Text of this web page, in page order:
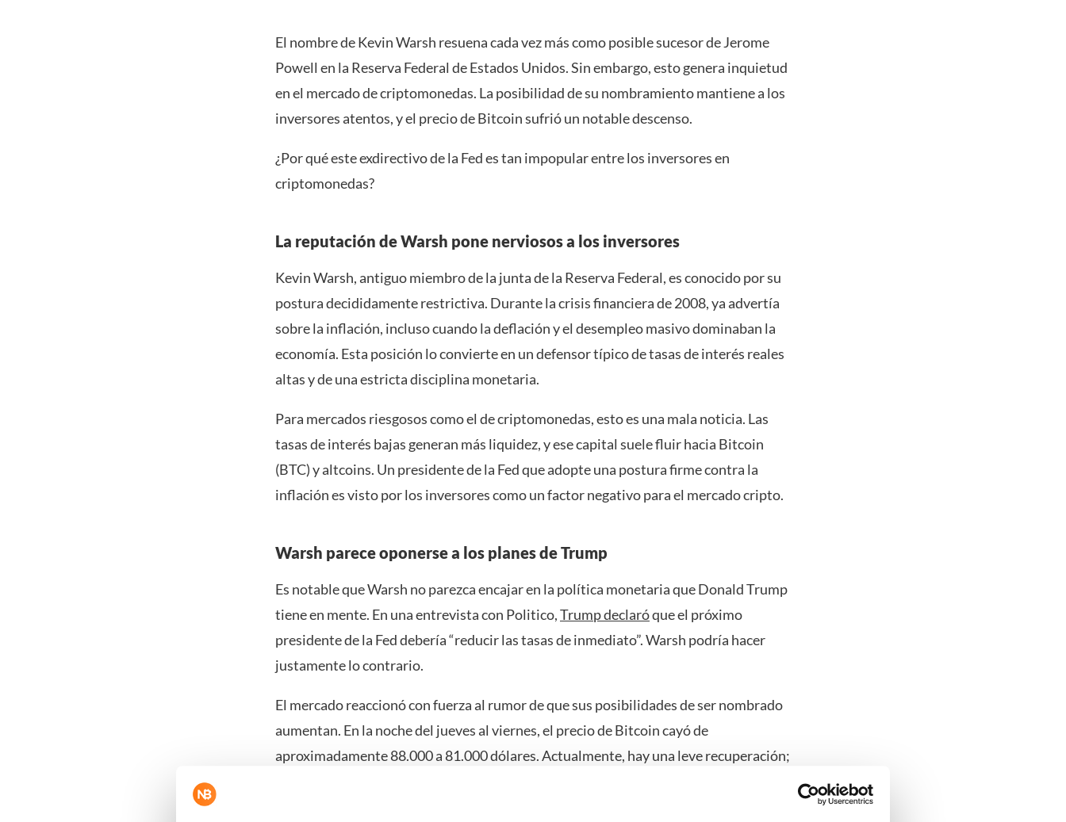
El nombre de Kevin Warsh resuena cada vez más como posible sucesor de Jerome
Powell en la Reserva Federal de Estados Unidos. Sin embargo, esto genera inquietud
en el mercado de criptomonedas. La posibilidad de su nombramiento mantiene a los
inversores atentos, y el precio de Bitcoin sufrió un notable descenso.
¿Por qué este exdirectivo de la Fed es tan impopular entre los inversores en
criptomonedas?
La reputación de Warsh pone nerviosos a los inversores
Kevin Warsh, antiguo miembro de la junta de la Reserva Federal, es conocido por su
postura decididamente restrictiva. Durante la crisis financiera de 2008, ya advertía
sobre la inflación, incluso cuando la deflación y el desempleo masivo dominaban la
economía. Esta posición lo convierte en un defensor típico de tasas de interés reales
altas y de una estricta disciplina monetaria.
Para mercados riesgosos como el de criptomonedas, esto es una mala noticia. Las
tasas de interés bajas generan más liquidez, y ese capital suele fluir hacia Bitcoin
(BTC) y altcoins. Un presidente de la Fed que adopte una postura firme contra la
inflación es visto por los inversores como un factor negativo para el mercado cripto.
Warsh parece oponerse a los planes de Trump
Es notable que Warsh no parezca encajar en la política monetaria que Donald Trump
tiene en mente. En una entrevista con Politico,Trump declaróque el próximo
presidente de la Fed debería “reducir las tasas de inmediato”. Warsh podría hacer
justamente lo contrario.
El mercado reaccionó con fuerza al rumor de que sus posibilidades de ser nombrado
aumentan. En la noche del jueves al viernes, el precio de Bitcoin cayó de
aproximadamente 88.000 a 81.000 dólares. Actualmente, hay una leve recuperación;